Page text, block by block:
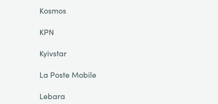
Kosmos
KPN
Kyivstar
La Poste Mobile
Lebara